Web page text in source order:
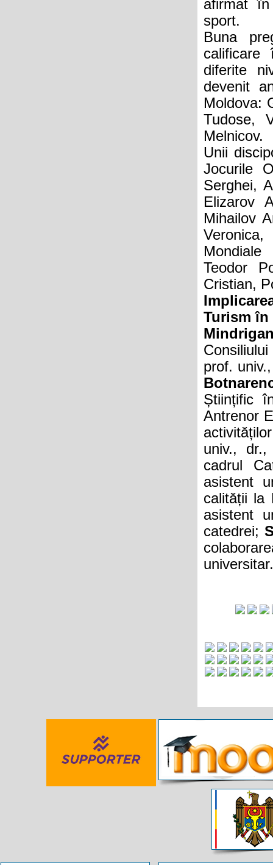
afirmat
sport.
Buna
calificare
diferite
devenit
Moldova:
Tudose,
Melnicov.
Unii
Jocurile
Serghei,
Elizarov
Mihailov
Teodor
Cristian,
Turism
prof.
Științific
Antrenor
univ.,
cadrul
asistent
calității la
asistent
catedrei;
universitar.